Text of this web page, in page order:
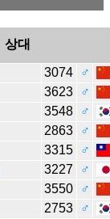
상대
3074
♂
3623
♂
3548
♂
2863
♂
3315
♂
3227
♂
3550
♂
2753
♂